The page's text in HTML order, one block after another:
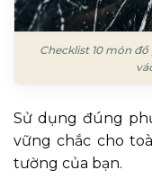
Checklist 10 món
Sử dụng đúng
vững chắc cho
tường của bạn.